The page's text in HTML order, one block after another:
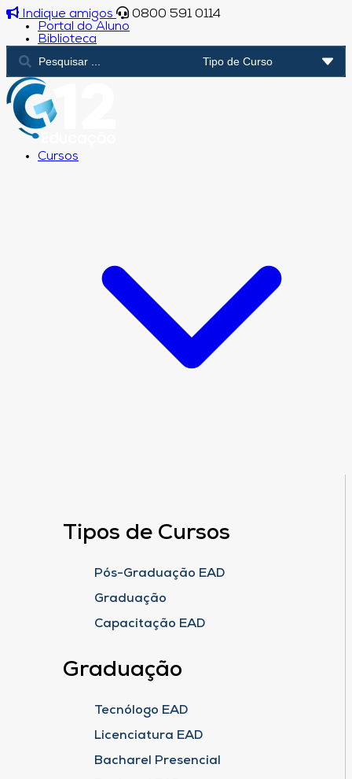
Indique amigos
0800 591 0114
Portal do Aluno
Biblioteca
Cursos
Tipos de Cursos
Pós-Graduação EAD
Graduação
Capacitação EAD
Graduação
Tecnólogo EAD
Licenciatura EAD
Bacharel Presencial